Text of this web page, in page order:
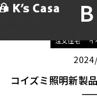
注文住宅>
注文住宅 イ
コイズミ照明新製